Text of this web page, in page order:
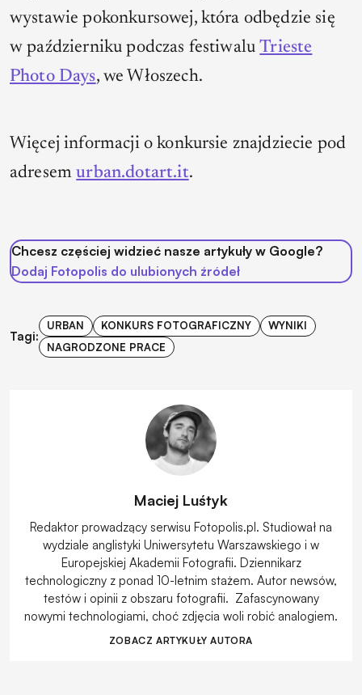
wystawie pokonkursowej, która odbędzie się
w październiku podczas festiwaluTrieste
Photo Days, we Włoszech.
Więcej informacji o konkursie znajdziecie pod
adresemurban.dotart.it.
Chcesz częściej widzieć nasze artykuły w Google?
Dodaj Fotopolis do ulubionych źródeł
Tagi:
URBAN KONKURS FOTOGRAFICZNY
WYNIKI
NAGRODZONE PRACE
Maciej Luśtyk
Redaktor prowadzący serwisu Fotopolis.pl. Studiował na
wydziale anglistyki Uniwersytetu Warszawskiego i w
Europejskiej Akademii Fotografii. Dziennikarz
technologiczny z ponad 10-letnim stażem. Autor newsów,
testów i opinii z obszaru fotografii. Zafascynowany
nowymi technologiami, choć zdjęcia woli robić analogiem.
ZOBACZ ARTYKUŁY AUTORA